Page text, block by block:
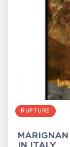
RUPTURE
MARIGNAN
IN ITALY